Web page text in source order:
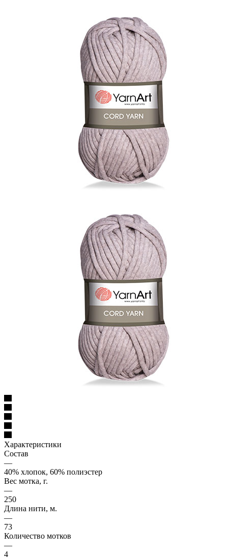
Характеристики
Состав
—
40% хлопок, 60% полиэстер
Вес мотка, г.
—
250
Длина нити, м.
—
73
Количество мотков
—
4